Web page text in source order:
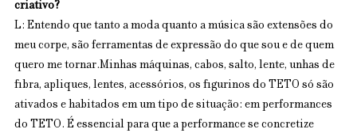
criativo?
L: Entendo que tanto a moda quanto a música são extensões do
meu corpe, são ferramentas de expressão do que sou e de quem
quero me tornar.Minhas máquinas, cabos, salto, lente, unhas de
fibra, apliques, lentes, acessórios, os figurinos do TETO só são
ativados e habitados em um tipo de situação: em performances
do TETO. É essencial para que a performance se concretize